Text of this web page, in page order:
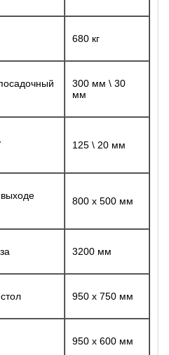
680 кг
300 мм \ 30
мм
125 \ 20 мм
800 х 500 мм
3200 мм
950 х 750 мм
950 х 600 мм